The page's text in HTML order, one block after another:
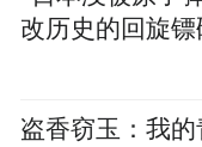
改历史的回旋
盗香窃玉：我